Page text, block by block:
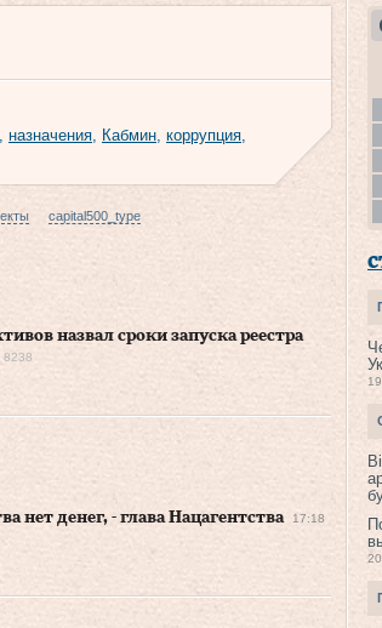
, назначения, Кабмин, коррупция,
capital500_type
назвал сроки запуска реестра
8238
нет денег, - глава Нацагентства
17:18